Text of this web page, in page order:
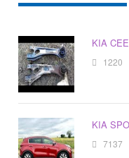
KIA
1220
KIA
7137